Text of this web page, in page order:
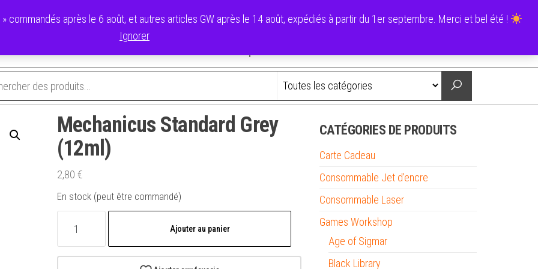
commandés après le 6 août, et autres articles GW après le 14 août, expédiés à partir du 1er septembre. Merci et bel été !
Ignorer
0,00 €
Mechanicus Standard Grey
(12ml)
2,80 €
En stock (peut être commandé)
Ajouter au panier
CATÉGORIES DE PRODUITS
Carte Cadeau
Consommable Jet d'encre
Consommable Laser
Games Workshop
Age of Sigmar
Black Library